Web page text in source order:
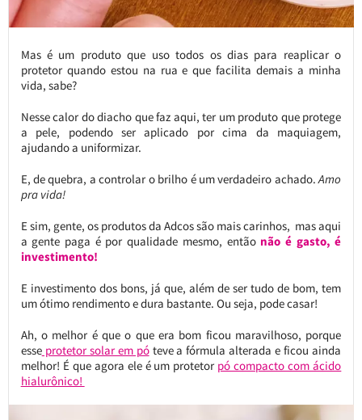
Mas é um produto que uso todos os dias para reaplicar o
protetor quando estou na rua e que facilita demais a minha
vida, sabe?
Nesse calor do diacho que faz aqui, ter um produto que protege
a pele, podendo ser aplicado por cima da maquiagem,
ajudando a uniformizar.
E, de quebra, a controlar o brilho é um verdadeiro achado.Amo
pra vida!
E sim, gente, os produtos da Adcos são mais carinhos, mas aqui
a gente paga é por qualidade mesmo, entãonão é gasto, é
investimento!
E investimento dos bons, já que, além de ser tudo de bom, tem
um ótimo rendimento e dura bastante. Ou seja, pode casar!
Ah, o melhor é que o que era bom ficou maravilhoso, porque
esseprotetor solar em póteve a fórmula alterada e ficou ainda
melhor! É que agora ele é um protetor pó compacto com ácido
hialurônico!